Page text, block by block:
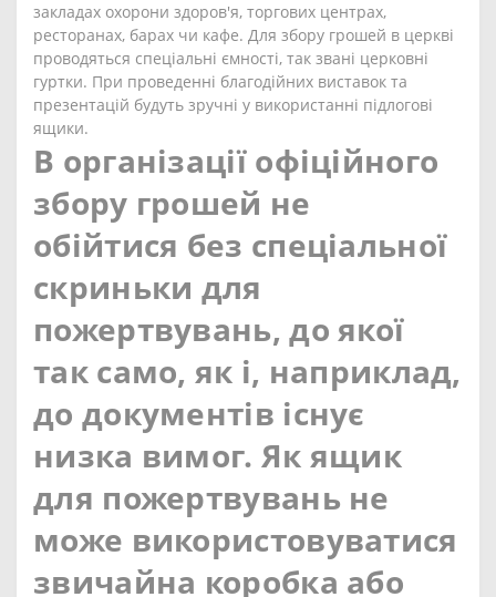
закладах охорони здоров'я, торгових центрах,
ресторанах, барах чи кафе. Для збору грошей в церкві
проводяться спеціальні ємності, так звані церковні
гуртки. При проведенні благодійних виставок та
презентацій будуть зручні у використанні підлогові
ящики.
В організації офіційного
збору грошей не
обійтися без спеціальної
скриньки для
пожертвувань, до якої
так само, як і, наприклад,
до документів існує
низка вимог. Як ящик
для пожертвувань не
може використовуватися
звичайна коробка або